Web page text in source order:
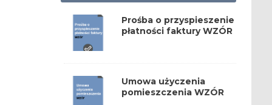
Prośba o przyspieszenie
płatności faktury WZÓR
Umowa użyczenia
pomieszczenia WZÓR